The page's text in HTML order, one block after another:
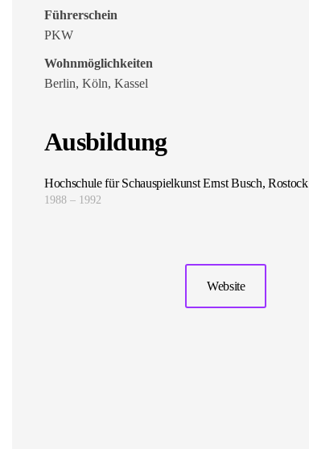
Führerschein
PKW
Wohnmöglichkeiten
Berlin, Köln, Kassel
Ausbildung
Hochschule für Schauspielkunst Ernst Busch, Rostock
1988 – 1992
Website